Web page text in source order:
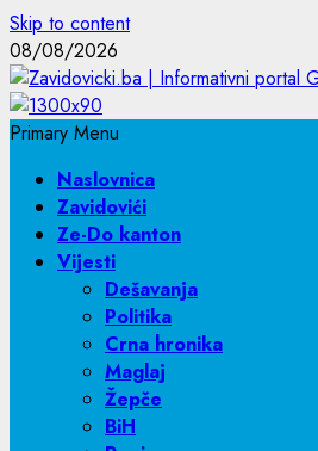
Skip to content
08/08/2026
Primary Menu
Naslovnica
Zavidovići
Ze-Do kanton
Vijesti
Dešavanja
Politika
Crna hronika
Maglaj
Žepče
BiH